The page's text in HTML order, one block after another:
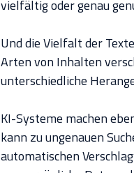
vielfältig oder genau
Und die Vielfalt der
Arten von Inhalten
unterschiedliche
KI-Systeme machen
kann zu ungenauen
automatischen